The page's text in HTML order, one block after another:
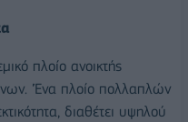
πλοίο ανοικτής
'Ένα πλοίο πολλαπλών
διαθέτει υψηλού